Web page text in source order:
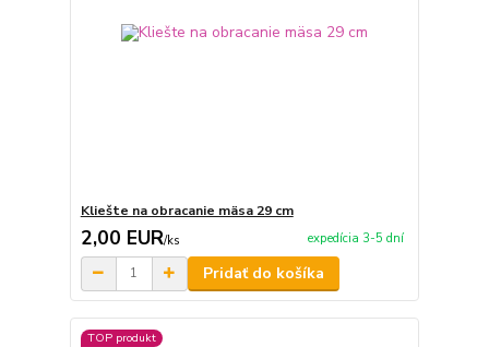
Kliešte na obracanie mäsa 29 cm
2,00 EUR/ks expedícia 3-5 dní
Pridať do košíka
TOP produkt